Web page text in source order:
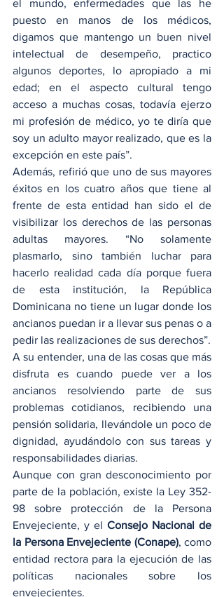
el mundo, enfermedades que las he
puesto en manos de los médicos,
digamos que mantengo un buen nivel
intelectual de desempeño, practico
algunos deportes, lo apropiado a mi
edad; en el aspecto cultural tengo
acceso a muchas cosas, todavía ejerzo
mi profesión de médico, yo te diría que
soy un adulto mayor realizado, que es la
excepción en este país”.
Además, refirió que uno de sus mayores
éxitos en los cuatro años que tiene al
frente de esta entidad han sido el de
visibilizar los derechos de las personas
adultas mayores. “No solamente
plasmarlo, sino también luchar para
hacerlo realidad cada día porque fuera
de esta institución, la República
Dominicana no tiene un lugar donde los
ancianos puedan ir a llevar sus penas o a
pedir las realizaciones de sus derechos”.
A su entender, una de las cosas que más
disfruta es cuando puede ver a los
ancianos resolviendo parte de sus
problemas cotidianos, recibiendo una
pensión solidaria, llevándole un poco de
dignidad, ayudándolo con sus tareas y
responsabilidades diarias.
Aunque con gran desconocimiento por
parte de la población, existe la Ley 352-
98 sobre protección de la Persona
Envejeciente, y el Consejo Nacional de
la Persona Envejeciente (Conape), como
entidad rectora para la ejecución de las
políticas nacionales sobre los
envejecientes.